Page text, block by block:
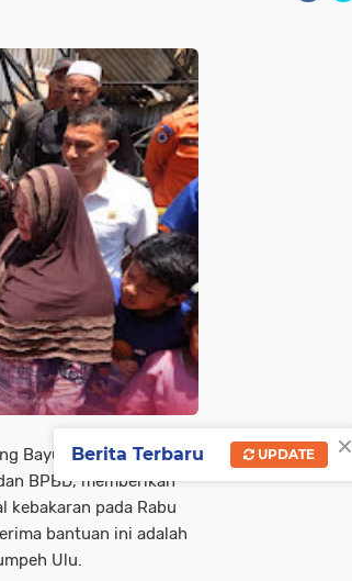
Bayu Suseno,
BPBD, memberikan
kebakaran pada Rabu
bantuan ini adalah
Ulu.
×
Berita Terbaru UPDATE